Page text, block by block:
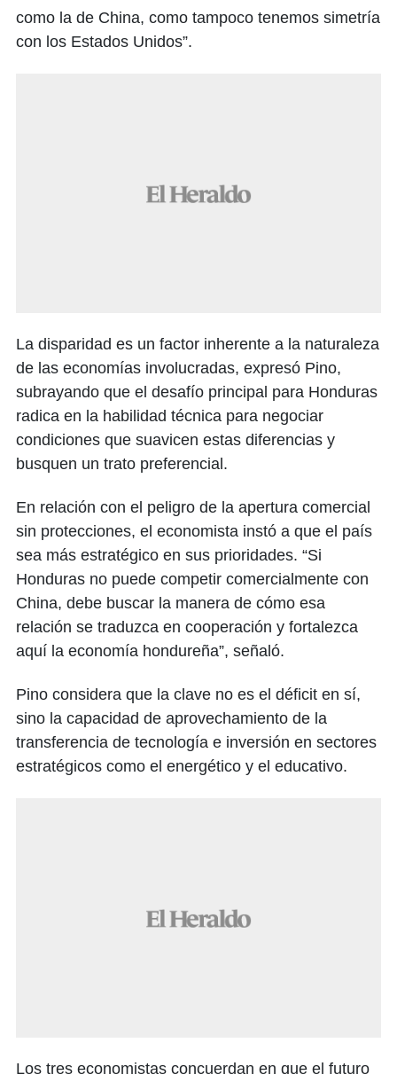
como la de China, como tampoco tenemos simetría
con los Estados Unidos”.
La disparidad es un factor inherente a la naturaleza
de las economías involucradas, expresó Pino,
subrayando que el desafío principal para Honduras
radica en la habilidad técnica para negociar
condiciones que suavicen estas diferencias y
busquen un trato preferencial.
En relación con el peligro de la apertura comercial
sin protecciones, el economista instó a que el país
sea más estratégico en sus prioridades. “Si
Honduras no puede competir comercialmente con
China, debe buscar la manera de cómo esa
relación se traduzca en cooperación y fortalezca
aquí la economía hondureña”, señaló.
Pino considera que la clave no es el déficit en sí,
sino la capacidad de aprovechamiento de la
transferencia de tecnología e inversión en sectores
estratégicos como el energético y el educativo.
Los tres economistas concuerdan en que el futuro